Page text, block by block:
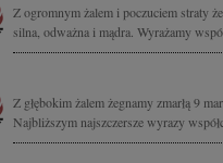
Z ogromnym żalem i poczuciem straty
silna, odważna i mądra. Wyrażamy
Z głębokim żalem żegnamy zmarłą 9
Najbliższym najszczersze wyrazy